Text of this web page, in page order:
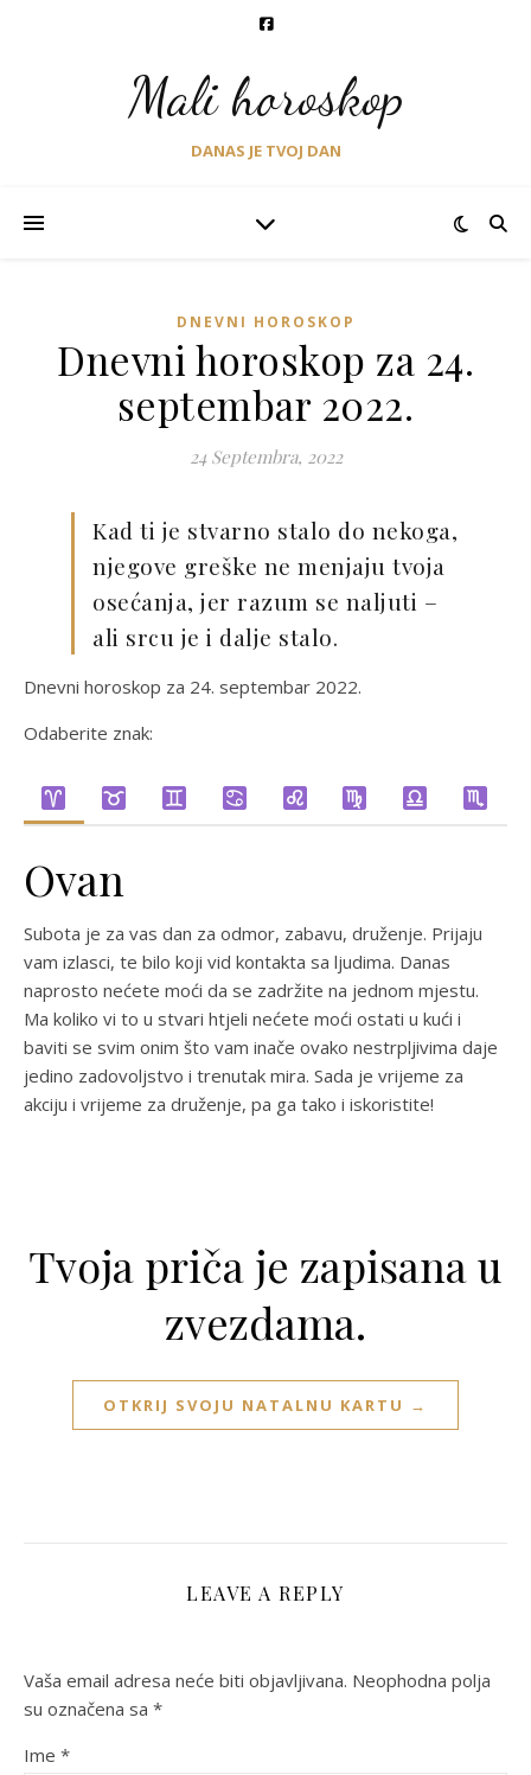
Mali horoskop
DANAS JE TVOJ DAN
DNEVNI HOROSKOP
Dnevni horoskop za 24.
septembar 2022.
24 Septembra, 2022
Kad ti je stvarno stalo do nekoga,
njegove greške ne menjaju tvoja
osećanja, jer razum se naljuti –
ali srcu je i dalje stalo.
Dnevni horoskop za 24. septembar 2022.
Odaberite znak:
Ovan
Subota je za vas dan za odmor, zabavu, druženje. Prijaju
vam izlasci, te bilo koji vid kontakta sa ljudima. Danas
naprosto nećete moći da se zadržite na jednom mjestu.
Ma koliko vi to u stvari htjeli nećete moći ostati u kući i
baviti se svim onim što vam inače ovako nestrpljivima daje
jedino zadovoljstvo i trenutak mira. Sada je vrijeme za
akciju i vrijeme za druženje, pa ga tako i iskoristite!
Tvoja priča je zapisana u
zvezdama.
OTKRIJ SVOJU NATALNU KARTU →
LEAVE A REPLY
Vaša email adresa neće biti objavljivana. Neophodna polja
su označena sa *
Ime *